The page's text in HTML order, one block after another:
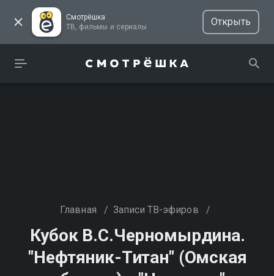
Смотрёшка
ТВ, фильмы и сериалы
Открыть
Главная / Записи ТВ-эфиров /
Кубок В.С.Черномырдина.
"Нефтяник-Титан" (Омская